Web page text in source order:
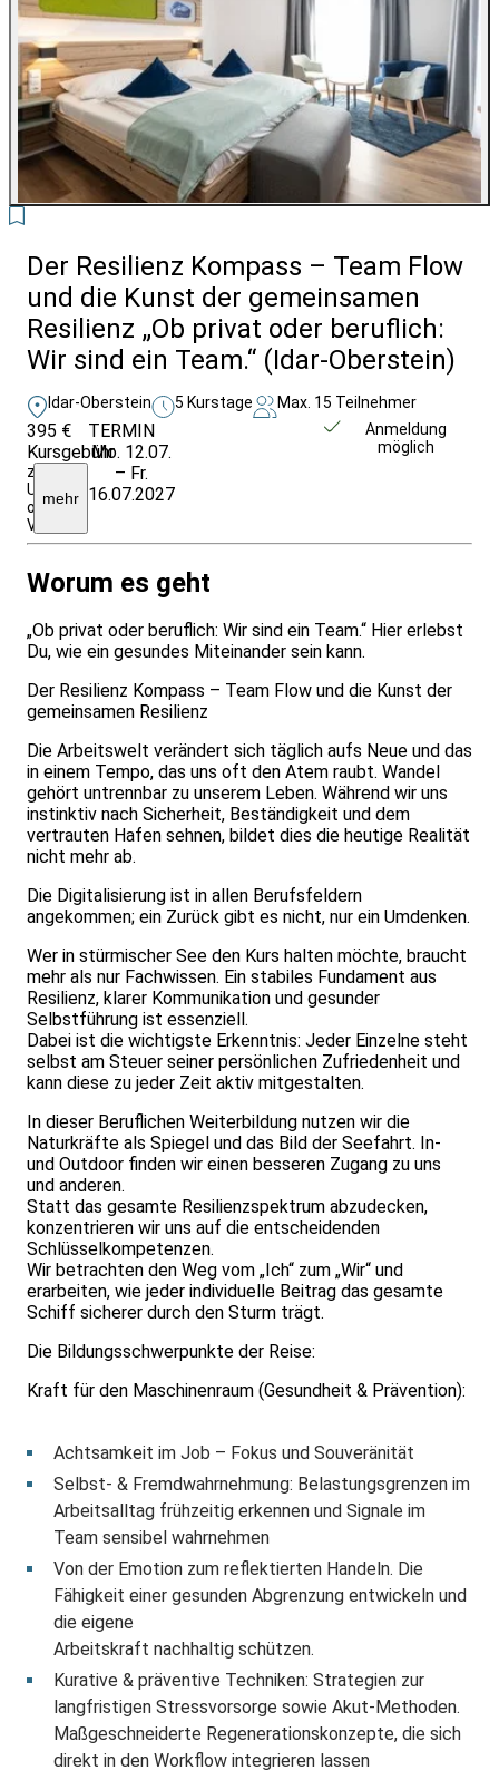
Der Resilienz Kompass – Team Flow
und die Kunst der gemeinsamen
Resilienz „Ob privat oder beruflich:
Wir sind ein Team.“ (Idar-Oberstein)
Idar-Oberstein 5 Kurstage Max. 15 Teilnehmer
395 €
Kursgebühr
zzgl.
Unterkunft
oder
Verpflegungspauschale
mehr
TERMIN
Mo. 12.07.
– Fr.
16.07.2027
Anmeldung
möglich
Worum es geht
„Ob privat oder beruflich: Wir sind ein Team.“ Hier erlebst
Du, wie ein gesundes Miteinander sein kann.
Der Resilienz Kompass – Team Flow und die Kunst der
gemeinsamen Resilienz
Die Arbeitswelt verändert sich täglich aufs Neue und das
in einem Tempo, das uns oft den Atem raubt. Wandel
gehört untrennbar zu unserem Leben. Während wir uns
instinktiv nach Sicherheit, Beständigkeit und dem
vertrauten Hafen sehnen, bildet dies die heutige Realität
nicht mehr ab.
Die Digitalisierung ist in allen Berufsfeldern
angekommen; ein Zurück gibt es nicht, nur ein Umdenken.
Wer in stürmischer See den Kurs halten möchte, braucht
mehr als nur Fachwissen. Ein stabiles Fundament aus
Resilienz, klarer Kommunikation und gesunder
Selbstführung ist essenziell.
Dabei ist die wichtigste Erkenntnis: Jeder Einzelne steht
selbst am Steuer seiner persönlichen Zufriedenheit und
kann diese zu jeder Zeit aktiv mitgestalten.
In dieser Beruflichen Weiterbildung nutzen wir die
Naturkräfte als Spiegel und das Bild der Seefahrt. In-
und Outdoor finden wir einen besseren Zugang zu uns
und anderen.
Statt das gesamte Resilienzspektrum abzudecken,
konzentrieren wir uns auf die entscheidenden
Schlüsselkompetenzen.
Wir betrachten den Weg vom „Ich“ zum „Wir“ und
erarbeiten, wie jeder individuelle Beitrag das gesamte
Schiff sicherer durch den Sturm trägt.
Die Bildungsschwerpunkte der Reise:
Kraft für den Maschinenraum (Gesundheit & Prävention):
Achtsamkeit im Job – Fokus und Souveränität
Selbst- & Fremdwahrnehmung: Belastungsgrenzen im
Arbeitsalltag frühzeitig erkennen und Signale im
Team sensibel wahrnehmen
Von der Emotion zum reflektierten Handeln. Die
Fähigkeit einer gesunden Abgrenzung entwickeln und
die eigene
Arbeitskraft nachhaltig schützen.
Kurative & präventive Techniken: Strategien zur
langfristigen Stressvorsorge sowie Akut-Methoden.
Maßgeschneiderte Regenerationskonzepte, die sich
direkt in den Workflow integrieren lassen